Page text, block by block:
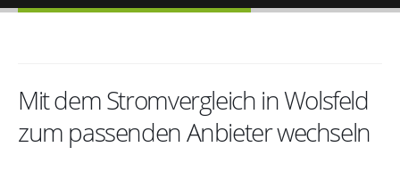
Mit dem Stromvergleich in Wolsfeld
zum passenden Anbieter wechseln